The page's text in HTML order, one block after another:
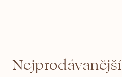
Nejprodávanější